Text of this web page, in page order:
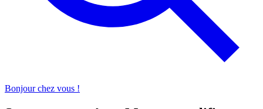
Bonjour chez vous !